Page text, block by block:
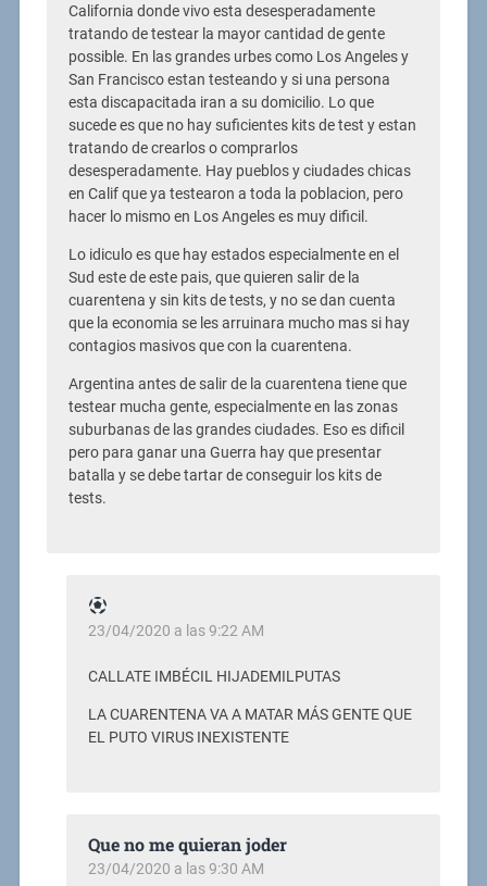
California donde vivo esta desesperadamente
tratando de testear la mayor cantidad de gente
possible. En las grandes urbes como Los Angeles y
San Francisco estan testeando y si una persona
esta discapacitada iran a su domicilio. Lo que
sucede es que no hay suficientes kits de test y estan
tratando de crearlos o comprarlos
desesperadamente. Hay pueblos y ciudades chicas
en Calif que ya testearon a toda la poblacion, pero
hacer lo mismo en Los Angeles es muy dificil.
Lo idiculo es que hay estados especialmente en el
Sud este de este pais, que quieren salir de la
cuarentena y sin kits de tests, y no se dan cuenta
que la economia se les arruinara mucho mas si hay
contagios masivos que con la cuarentena.
Argentina antes de salir de la cuarentena tiene que
testear mucha gente, especialmente en las zonas
suburbanas de las grandes ciudades. Eso es dificil
pero para ganar una Guerra hay que presentar
batalla y se debe tartar de conseguir los kits de
tests.
23/04/2020 a las 9:22 AM
CALLATE IMBÉCIL HIJADEMILPUTAS
LA CUARENTENA VA A MATAR MÁS GENTE QUE
EL PUTO VIRUS INEXISTENTE
Que no me quieran joder
23/04/2020 a las 9:30 AM